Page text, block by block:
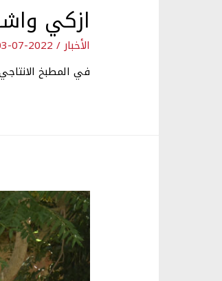
ازكي
الأخبار/
2022-07-03
في المطبخ